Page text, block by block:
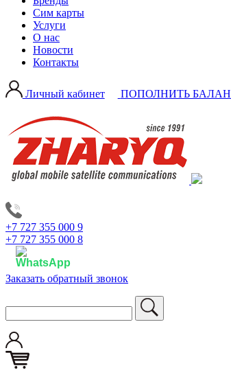
Сим карты
Услуги
О нас
Новости
Контакты
Личный кабинет ПОПОЛНИТЬ
+7 727 355 000 9
+7 727 355 000 8
Заказать обратный звонок